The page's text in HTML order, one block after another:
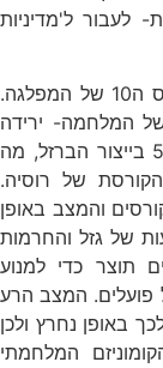
לעבור ל'מדיניות
NEP- החלטה שמתקבלת במרץ 1921 בקונגרס ה10 של המפלגה.
המלחמה- ירידה
של 80% בתפוקה של המפעלים, ירידה של 5% בייצור הברזל, מה
של רוסיה.
והמצב באופן
של גזל והחרמות
תוצר כדי למנוע
פועלים. המצב הרע
באופן נחרץ ולכן
המלחמתי